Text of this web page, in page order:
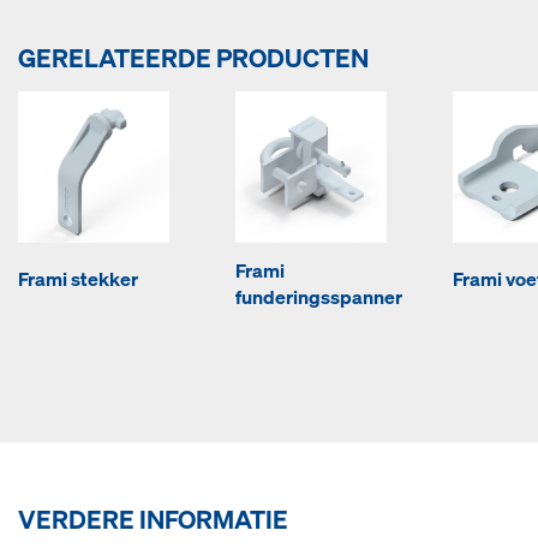
GERELATEERDE PRODUCTEN
Frami stekker
Frami
funderingsspanner
Frami
VERDERE INFORMATIE